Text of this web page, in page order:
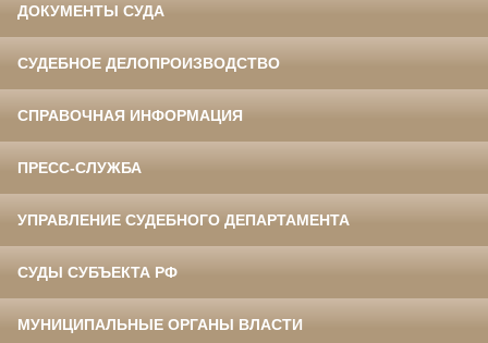
ДОКУМЕНТЫ СУДА
СУДЕБНОЕ ДЕЛОПРОИЗВОДСТВО
СПРАВОЧНАЯ ИНФОРМАЦИЯ
ПРЕСС-СЛУЖБА
УПРАВЛЕНИЕ СУДЕБНОГО ДЕПАРТАМЕНТА
СУДЫ СУБЪЕКТА РФ
МУНИЦИПАЛЬНЫЕ ОРГАНЫ ВЛАСТИ